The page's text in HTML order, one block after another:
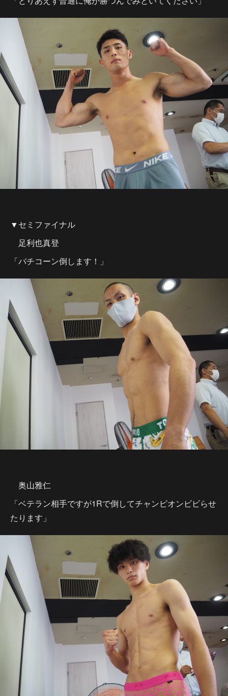
▼セミファイナル
足利也真登
「バチコーン倒します！」
奥山雅仁
「ベテラン相手ですが1Rで倒してチャンピオンビビらせ
たります」